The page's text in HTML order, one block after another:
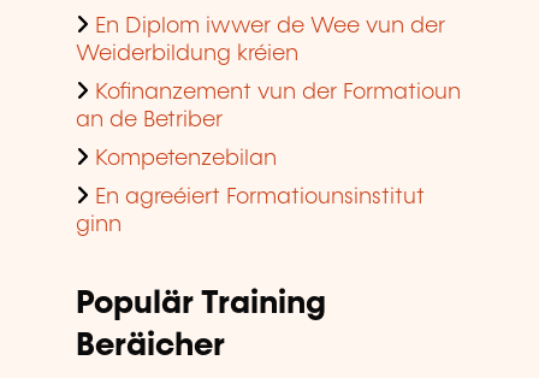
En Diplom iwwer de Wee vun der
Weiderbildung kréien
Kofinanzement vun der Formatioun
an de Betriber
Kompetenzebilan
En agreéiert Formatiounsinstitut
ginn
Populär Training
Beräicher